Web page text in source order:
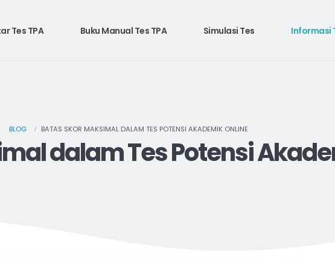
Tes TPA Buku Manual Tes TPA Simulasi Tes Informasi
BLOG BATAS SKOR MAKSIMAL DALAM TES POTENSI AKADEMIK ONLINE
dalam Tes Potensi